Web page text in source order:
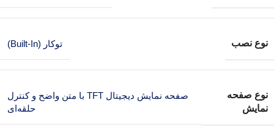
نوع نصب توکار (Built-In)
نوع صفحه
نمایش
صفحه نمایش دیجیتال TFT با متن واضح و کنترل
حلقه‌ای